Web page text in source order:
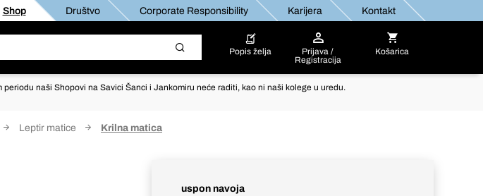
Shop Društvo Corporate Responsibility Karijera Kontakt
Popis želja
Prijava /
Registracija
Košarica
periodu naši Shopovi na Savici Šanci i Jankomiru neće raditi, kao ni naši kolege u uredu.
Leptir matice Krilna matica
uspon navoja